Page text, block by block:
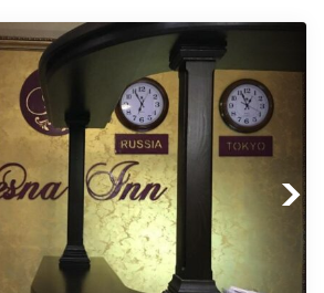
Next